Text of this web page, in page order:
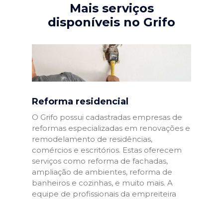
Mais serviços
disponíveis no Grifo
Reforma residencial
O Grifo possui cadastradas empresas de
reformas especializadas em renovações e
remodelamento de residências,
comércios e escritórios. Estas oferecem
serviços como reforma de fachadas,
ampliação de ambientes, reforma de
banheiros e cozinhas, e muito mais. A
equipe de profissionais da empreiteira